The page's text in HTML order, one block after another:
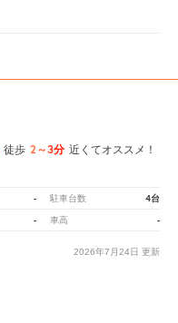
徒歩 2～3分 近くてオススメ！
- 駐車台数 4台
- 車高 -
2026年7月24日 更新